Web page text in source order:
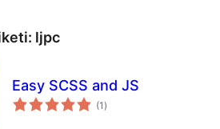
ljpc
Easy SCSS and JS
(1 toplam
puan
)